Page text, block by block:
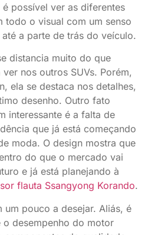
possível ver as diferentes
todo o visual com um senso
a parte de trás do veículo.
distancia muito do que
nos outros SUVs. Porém,
ela se destaca nos detalhes,
desenho. Outro fato
interessante é a falta de
que já está começando
moda. O design mostra que
do que o mercado vai
e já está planejando à
flauta Ssangyong Korando.
um pouco a desejar. Aliás, é
o desempenho do motor